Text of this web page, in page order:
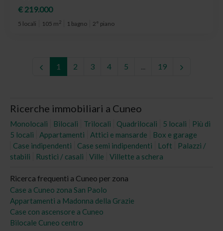
€ 219.000
5 locali 105 m2 1 bagno 2° piano
1 2 3 4 5 ... 19
Ricerche immobiliari a Cuneo
Monolocali Bilocali Trilocali Quadrilocali 5 locali
Più di
5 locali
Appartamenti Attici e mansarde
Box e garage
Case indipendenti
Case semi indipendenti Loft
Palazzi /
stabili
Rustici / casali Ville Villette a schera
Ricerca frequenti a Cuneo per zona
Case a Cuneo zona San Paolo
Appartamenti a Madonna della Grazie
Case con ascensore a Cuneo
Bilocale Cuneo centro